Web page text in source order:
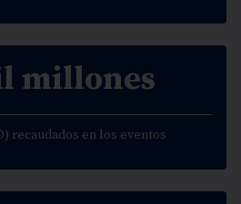
millones
recaudados en los eventos